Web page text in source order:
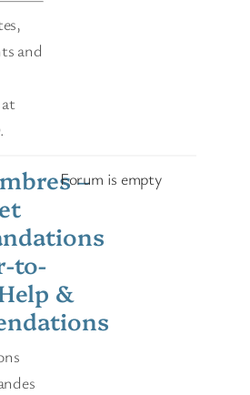
and
–
to-
&
Forum is empty